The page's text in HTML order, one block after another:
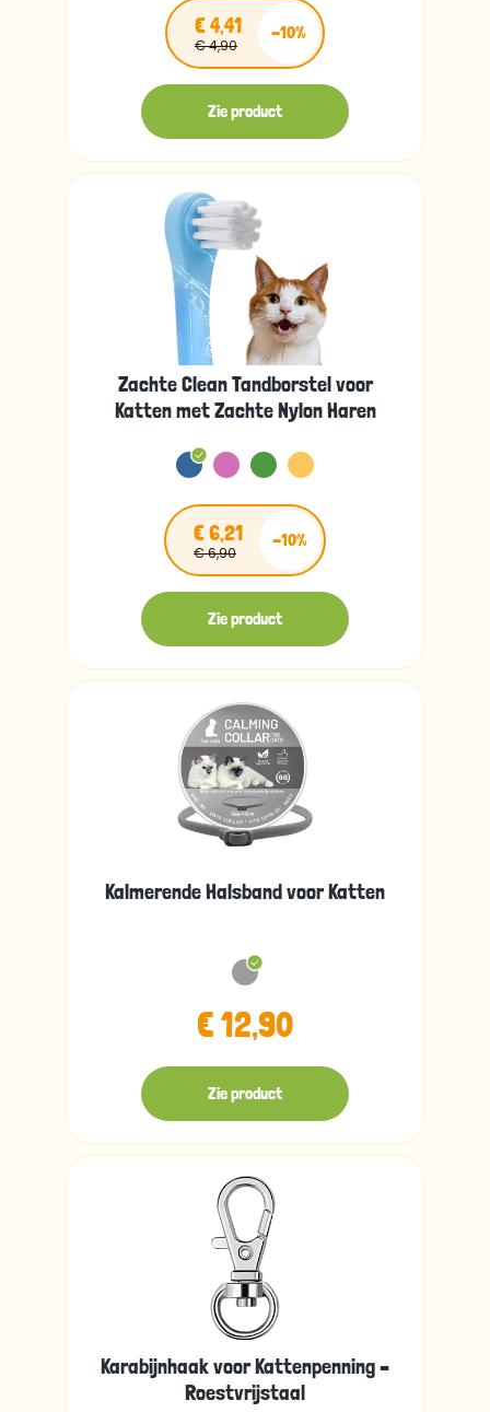
€ 4,41
€ 4,90
-10%
Zie product
Zachte Clean Tandborstel voor
Katten met Zachte Nylon Haren
€ 6,21
€ 6,90
-10%
Zie product
Kalmerende Halsband voor Katten
€ 12,90
Zie product
Karabijnhaak voor Kattenpenning –
Roestvrijstaal